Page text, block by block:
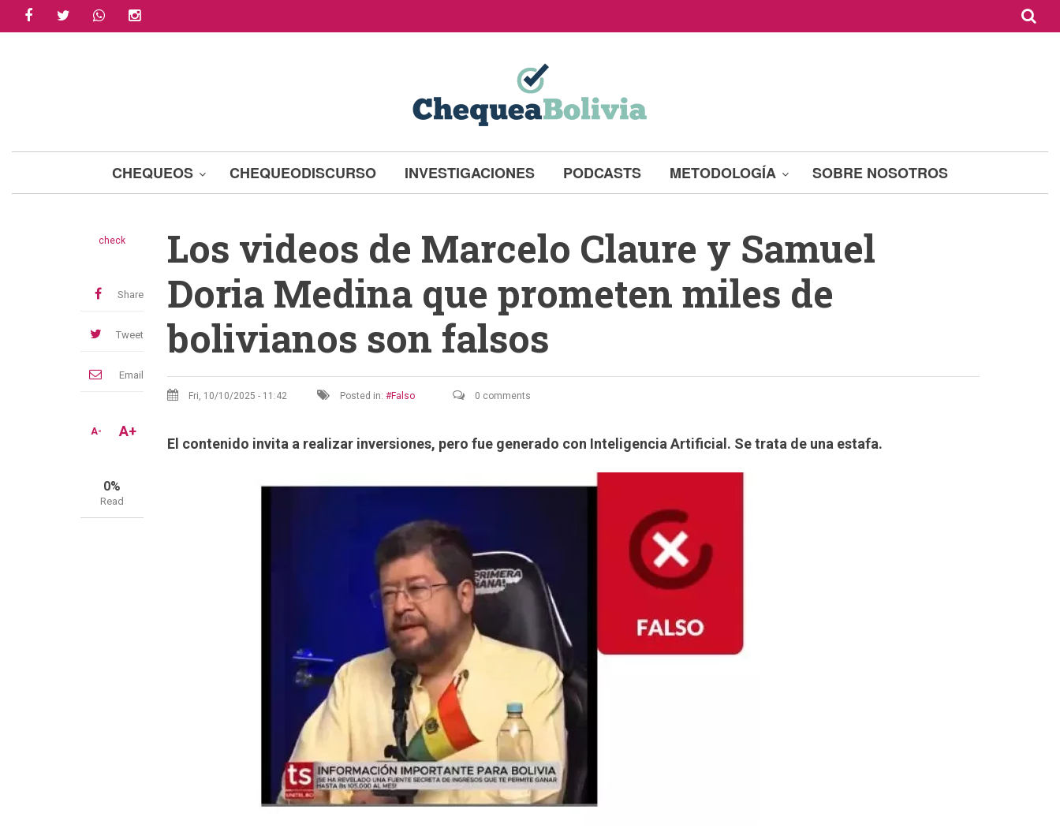
facebooktwitter whatsapp
CHEQUEOS CHEQUEODISCURSO INVESTIGACIONES PODCASTS METODOLOGÍA SOBRE NOSOTROS
check
Share
Tweet
Email
A- A+
0%
Read
Los videos de Marcelo Claure y Samuel
Doria Medina que prometen miles de
bolivianos son falsos
Fri, 10/10/2025 - 11:42 Posted in: Falso 0 comments
El contenido invita a realizar inversiones, pero fue generado con Inteligencia Artificial. Se trata de una estafa.